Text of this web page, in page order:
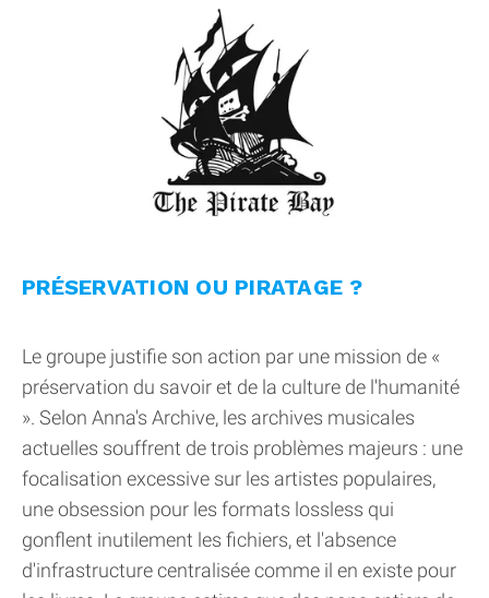
PRÉSERVATION OU PIRATAGE ?
Le groupe justifie son action par une mission de «
préservation du savoir et de la culture de l'humanité
». Selon Anna's Archive, les archives musicales
actuelles souffrent de trois problèmes majeurs : une
focalisation excessive sur les artistes populaires,
une obsession pour les formats lossless qui
gonflent inutilement les fichiers, et l'absence
d'infrastructure centralisée comme il en existe pour